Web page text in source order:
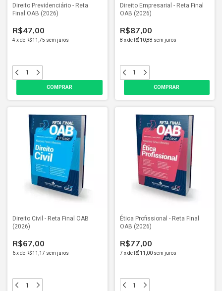
Direito Previdenciário - Reta
Final OAB (2026)
R$47,00
4 xde R$11,75 sem juros
Direito Empresarial - Reta Final
OAB (2026)
R$87,00
8 xde R$10,88 sem juros
Direito Civil - Reta Final OAB
(2026)
R$67,00
6xde R$11,17 sem juros
Ética Profissional - Reta Final
OAB (2026)
R$77,00
7 xde R$11,00 sem juros